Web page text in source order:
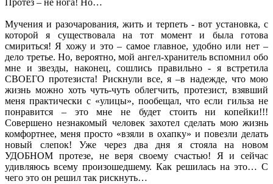
Протез – не нога! Но…
Мучения и разочарования, жить и терпеть - вот установка, с
которой я существовала на тот момент и была готова
смириться! Я хожу и это – самое главное, удобно или нет –
дело третье. Но, вероятно, мой ангел-хранитель вспомнил обо
мне и звезды, наконец, сошлись правильно - я встретила
СВОЕГО протезиста! Рискнули все, я –в надежде, что мою
жизнь можно хоть чуть-чуть облегчить, протезист, взявший
меня практически с «улицы», пообещал, что если гильза не
понравится – это мне не будет стоить ни копейки!!!
Совершено незнакомый человек захотел сделать мою жизнь
комфортнее, меня просто «взяли в охапку» и повезли делать
новый слепок! Уже через два дня я стояла на новом
УДОБНОМ протезе, не веря своему счастью! Я и сейчас
удивляюсь всему произошедшему. Как решилась на это… С
чего это он решил так рискнуть…